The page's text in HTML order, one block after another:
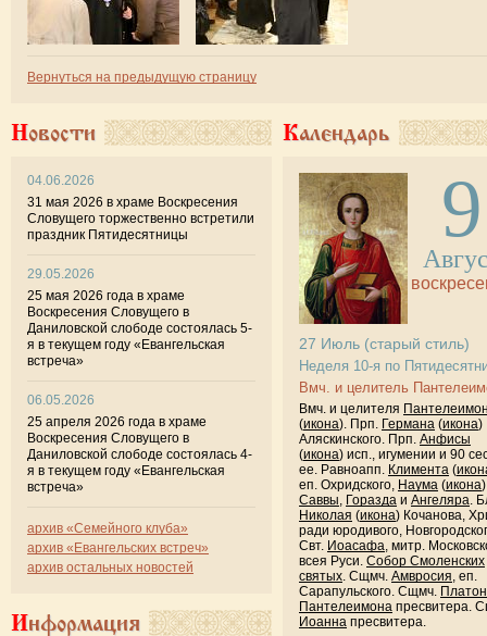
Вернуться на предыдущую страницу
Новости
04.06.2026
31 мая 2026 в храме Воскресения
Словущего торжественно встретили
праздник Пятидесятницы
29.05.2026
25 мая 2026 года в храме
Воскресения Словущего в
Даниловской слободе состоялась 5-
я в текущем году «Евангельская
встреча»
06.05.2026
25 апреля 2026 года в храме
Воскресения Словущего в
Даниловской слободе состоялась 4-
я в текущем году «Евангельская
встреча»
архив «Семейного клуба»
архив «Евангельских встреч»
архив остальных новостей
Информация
Календарь
9
27 Июль (старый стиль)
Неделя 10-я по
Вмч. и целитель
Вмч. и целителя
(икона). Прп. Германа (икона)
Аляскинского. Прп. Анфисы
(икона) исп., игумении и 90
ее. Равноапп. Климента (
еп. Охридского, Наума (икона
Саввы, Горазда и Ангеляра.
Николая (икона) Кочанова,
ради юродивого,
Свт. Иоасафа, митр.
всея Руси. Собор Смоленских
святых. Сщмч. Амвросия, еп.
Сарапульского. Сщмч.
Пантелеимона пресвитера.
Иоанна пресвитера.